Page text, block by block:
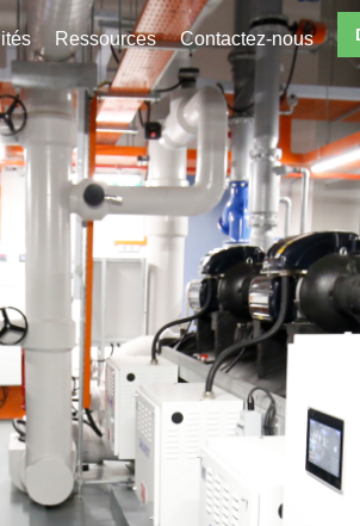
Ressources Contactez-nous